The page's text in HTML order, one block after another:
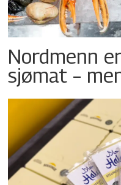
Nordmenn
sjømat –